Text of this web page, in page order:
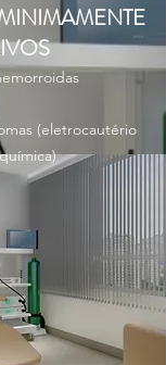
(eletrocautério